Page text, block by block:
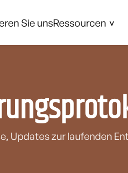
Sie unsRessourcen
Updates zur laufenden